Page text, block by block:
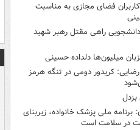
فضای مجازی به مناسبت
راهی مقتل رهبر شهید
میلیون‌ها دلداده حسینی
کریدور دومی در تنگه هرمز
بزدل
برنامه ملی پزشک خانواده، زیربنای
در سلامت است